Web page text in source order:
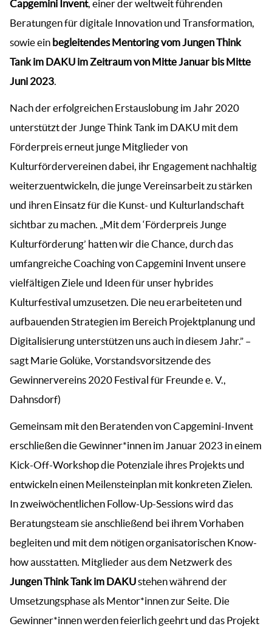
Capgemini Invent, einer der weltweit führenden
Beratungen für digitale Innovation und Transformation,
sowie ein begleitendes Mentoring vom Jungen Think
Tank im DAKU im Zeitraum von Mitte Januar bis Mitte
Juni 2023.
Nach der erfolgreichen Erstauslobung im Jahr 2020
unterstützt der Junge Think Tank im DAKU mit dem
Förderpreis erneut junge Mitglieder von
Kulturfördervereinen dabei, ihr Engagement nachhaltig
weiterzuentwickeln, die junge Vereinsarbeit zu stärken
und ihren Einsatz für die Kunst- und Kulturlandschaft
sichtbar zu machen. „Mit dem ‘Förderpreis Junge
Kulturförderung’ hatten wir die Chance, durch das
umfangreiche Coaching von Capgemini Invent unsere
vielfältigen Ziele und Ideen für unser hybrides
Kulturfestival umzusetzen. Die neu erarbeiteten und
aufbauenden Strategien im Bereich Projektplanung und
Digitalisierung unterstützen uns auch in diesem Jahr.” –
sagt Marie Golüke, Vorstandsvorsitzende des
Gewinnervereins 2020 Festival für Freunde e. V.,
Dahnsdorf)
Gemeinsam mit den Beratenden von Capgemini-Invent
erschließen die Gewinner*innen im Januar 2023 in einem
Kick-Off-Workshop die Potenziale ihres Projekts und
entwickeln einen Meilensteinplan mit konkreten Zielen.
In zweiwöchentlichen Follow-Up-Sessions wird das
Beratungsteam sie anschließend bei ihrem Vorhaben
begleiten und mit dem nötigen organisatorischen Know-
how ausstatten. Mitglieder aus dem Netzwerk des
Jungen Think Tank im DAKUstehen während der
Umsetzungsphase als Mentor*innen zur Seite. Die
Gewinner*innen werden feierlich geehrt und das Projekt